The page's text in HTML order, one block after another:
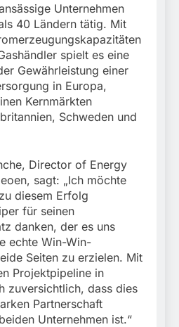
Unternehmen
40 Ländern tätig. Mit
spielt es eine
Gewährleistung einer
in Europa,
Kernmärkten
Schweden und
Director of Energy
sagt: „Ich möchte
diesem Erfolg
für seinen
danken, der es uns
echte Win-Win-
Seiten zu erzielen. Mit
Projektpipeline in
zuversichtlich, dass dies
Partnerschaft
Unternehmen ist.“